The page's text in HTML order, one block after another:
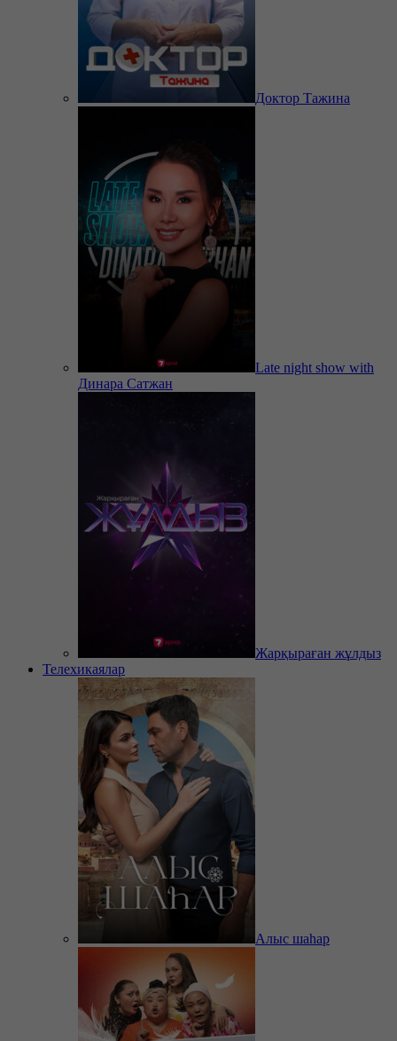
Доктор Тажина
Late night show with
Динара Сатжан
Жарқыраған жұлдыз
Телехикаялар
Алыс шаһар